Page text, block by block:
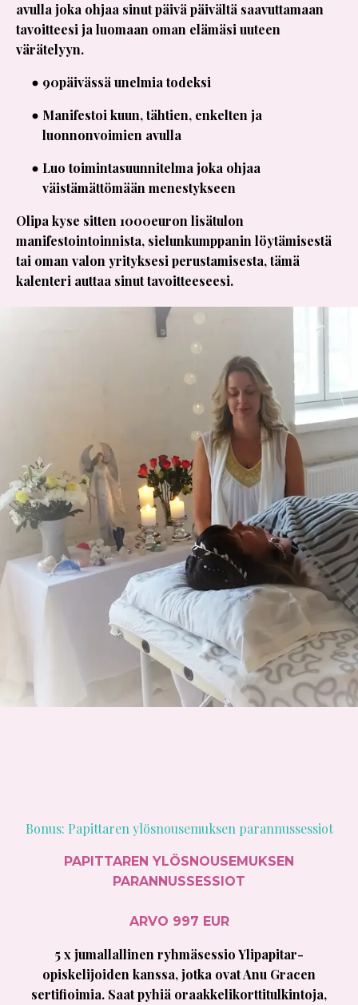
avulla joka ohjaa sinut päivä päivältä saavuttamaan
tavoitteesi ja luomaan oman elämäsi uuteen
värätelyyn.
90päivässä unelmia todeksi
Manifestoi kuun, tähtien, enkelten ja
luonnonvoimien avulla
Luo toimintasuunnitelma joka ohjaa
väistämättömään menestykseen
Olipa kyse sitten 1000euron lisätulon
manifestointoinnista, sielunkumppanin löytämisestä
tai oman valon yrityksesi perustamisesta, tämä
kalenteri auttaa sinut tavoitteeseesi.
Bonus: Papittaren ylösnousemuksen parannussessiot
PAPITTAREN YLÖSNOUSEMUKSEN
PARANNUSSESSIOT
ARVO 997 EUR
5 x jumallallinen ryhmäsessio Ylipapitar-
opiskelijoiden kanssa, jotka ovat Anu Gracen
sertifioimia. Saat pyhiä oraakkelikorttitulkintoja,